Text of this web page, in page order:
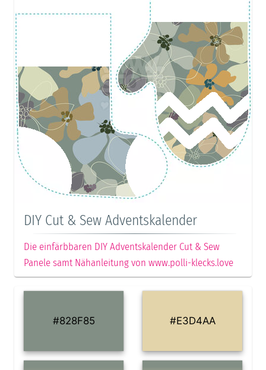
DIY Cut & Sew Adventskalender
Die einfärbbaren DIY Adventskalender Cut & Sew
Panele samt Nähanleitung von www.polli-klecks.love
#828F85 #E3D4AA